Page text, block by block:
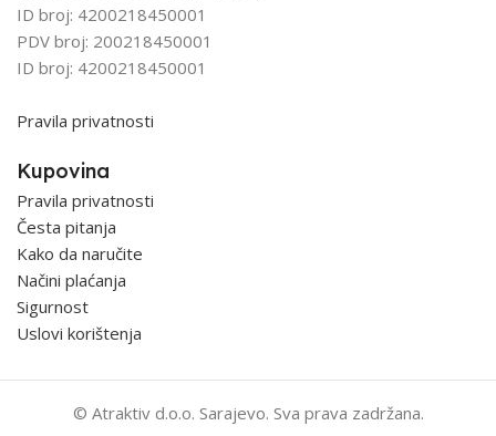
ID broj: 4200218450001
PDV broj: 200218450001
ID broj: 4200218450001
Pravila privatnosti
Kupovina
Pravila privatnosti
Česta pitanja
Kako da naručite
Načini plaćanja
Sigurnost
Uslovi korištenja
© Atraktiv d.o.o. Sarajevo. Sva prava zadržana.